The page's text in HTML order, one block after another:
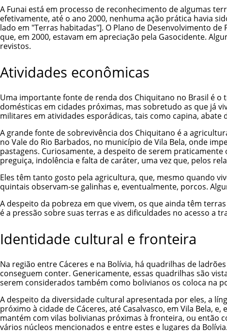
A Funai está em processo de reconhecimento de algumas
efetivamente, até o ano 2000, nenhuma ação prática havia
lado em "Terras habitadas"]. O Plano de Desenvolvimento
que, em 2000, estavam em apreciação pela Gasocidente.
revistos.
Atividades econômicas
Uma importante fonte de renda dos Chiquitano no Brasil é
domésticas em cidades próximas, mas sobretudo as que já
militares em atividades esporádicas, tais como capina, abate
A grande fonte de sobrevivência dos Chiquitano é a
no Vale do Rio Barbados, no município de Vila Bela, onde
pastagens. Curiosamente, a despeito de serem
preguiça, indolência e falta de caráter, uma vez que, pelos
Eles têm tanto gosto pela agricultura, que, mesmo quando
quintais observam-se galinhas e, eventualmente, porcos.
A despeito da pobreza em que vivem, os que ainda têm
é a pressão sobre suas terras e as dificuldades no acesso a
Identidade cultural e fronteira
Na região entre Cáceres e na Bolívia, há quadrilhas de
conseguem conter. Genericamente, essas quadrilhas são
serem considerados também como bolivianos os coloca na
A despeito da diversidade cultural apresentada por eles, a
próximo à cidade de Cáceres, até Casalvasco, em Vila
mantém com vilas bolivianas próximas à fronteira, ou então
vários núcleos mencionados e entre estes e lugares da